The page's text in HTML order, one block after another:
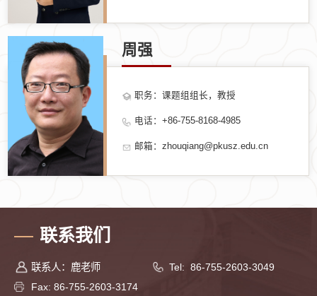
周强
职务：课题组组长，教授
电话：+86-755-8168-4985
邮箱：zhouqiang@pkusz.edu.cn
联系我们
联系人：鹿老师
Tel: 86-755-2603-3049
Fax: 86-755-2603-3174